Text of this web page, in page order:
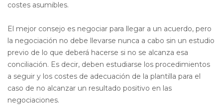
costes asumibles.
El mejor consejo es negociar para llegar a un acuerdo, pero
la negociación no debe llevarse nunca a cabo sin un estudio
previo de lo que deberá hacerse si no se alcanza esa
conciliación. Es decir, deben estudiarse los procedimientos
a seguir y los costes de adecuación de la plantilla para el
caso de no alcanzar un resultado positivo en las
negociaciones.